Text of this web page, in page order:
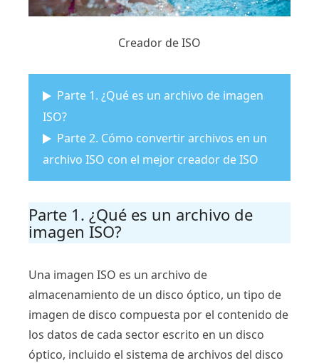
Creador de ISO
Parte 1. ¿Qué es un archivo de imagen
ISO?
Parte 2. Cómo convertir archivos en un
archivo ISO con el mejor creador de ISO
Parte 1. ¿Qué es un archivo de
imagen ISO?
Una imagen ISO es un archivo de
almacenamiento de un disco óptico, un tipo de
imagen de disco compuesta por el contenido de
los datos de cada sector escrito en un disco
óptico, incluido el sistema de archivos del disco